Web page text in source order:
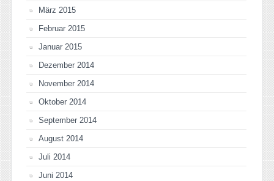
März 2015
Februar 2015
Januar 2015
Dezember 2014
November 2014
Oktober 2014
September 2014
August 2014
Juli 2014
Juni 2014